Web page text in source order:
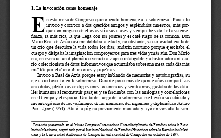
E
1. La invocación como homenaje
1 Ponencia presentada en el Primer Congreso Internacional Interdisciplinario de Estudios sobre la Revo-
lución Mexicana, organizado por el Instituto Nacional de Estudios Históricos sobre la Revolución Mexi-
cana y la Universidad Autónoma de Campeche, en la ciudad de Campeche, en octubre de 1997.
n esta mesa de Congreso quiero rendir homenaje a la sobremesa. 1 Para ello
invoco y convoco a dos queridos amigos y espléndidos maestros, más por-
que con ninguno de ellos asistí a sus clases y siempre he sido fiel a su ense-
ñanza, la más rica, la que llega con los postres y el café luego de la comida. Don
Mario Real de Azúa casi me doblaba la edad y, no obstante, su curiosidad era la de
un crío que descubre la vida todos los días; andarín nocturno porque ejercitaba el
cuerpo y disipaba la imaginación con proyectos para tres vidas y más aún. Don Mario
era, en esencia, un diplomático venido a viajero infatigable y a historiador anticua-
rio, coleccionista de datos informativos que acumulaba sobre una mesa cada día más
mullida por el altero de recortes y papeletas.
Invoco a Real de Azúa porque estoy hablando de memorias y autobiografías, su
ejercicio favorito en la sobremesa. Durante poco más de quince años compartí sus
anécdotas, pletóricas de digresiones, ocurrencias y semblanzas; gustaba de los deta-
lles humanos al reconstruir pasajes y se fascinaba con las analogías y correlaciones
en el tiempo y el espacio. Una tarde, luego de la sobremesa, me llevó a su cubículo y
me entregó uno de los volúmenes de las memorias del ingeniero y diplomático Arturo
Pani, Ayer (1954). Abrió la página previamente marcada y leyó en voz alta la sem-